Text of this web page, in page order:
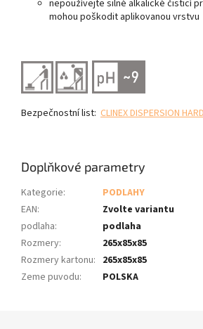
nepoužívejte silné alkalické čisticí
mohou poškodit aplikovanou vrstvu
Bezpečnostní list: CLINEX DISPERSION
Doplňkové parametry
Kategorie:
PODLAHY
EAN:
Zvolte variantu
podlaha:
podlaha
Rozmery:
265x85x85
Rozmery kartonu: 265x85x85
Zeme puvodu: POLSKA